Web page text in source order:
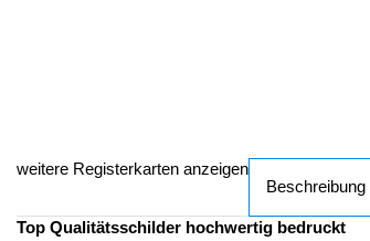
weitere Registerkarten anzeigen
Beschreibung
Top Qualitätsschilder hochwertig bedruckt